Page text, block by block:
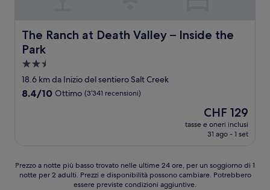
The Ranch at Death Valley – Inside the
Park
The Ranch at Death Valley – Inside the Park
Struttura
a
2.5
18.6 km da Inizio del sentiero Salt Creek
8.4
8.4/10 Ottimo (3’341 recensioni)
Il
prezzo
attuale
CHF 129
tasse e oneri inclusi
31 ago - 1 set
Prezzo
Prezzo a notte più basso trovato nelle ultime 24 ore, per un soggiorno di 1
notte per 2 adulti. Prezzi e disponibilità possono cambiare. Potrebbero
essere previste condizioni aggiuntive.